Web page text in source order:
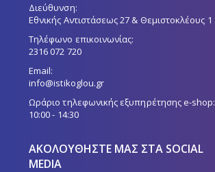
Διεύθυνση:
Εθνικής Αντιστάσεως 27 & Θεμιστοκλέους 1
Τηλέφωνο επικοινωνίας:
2316 072 720
Email:
info@istikoglou.gr
Ωράριο τηλεφωνικής εξυπηρέτησης e-shop:
10:00 - 14:30
ΑΚΟΛΟΥΘΉΣΤΕ ΜΑΣ ΣΤΑ SOCIAL
MEDIA